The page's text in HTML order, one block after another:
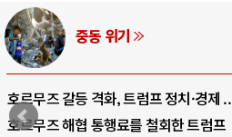
중동 위기
호르무즈 갈등 격화, 트럼프 정치·경제 ..
호르무즈 해협 통행료를 철회한 트럼프